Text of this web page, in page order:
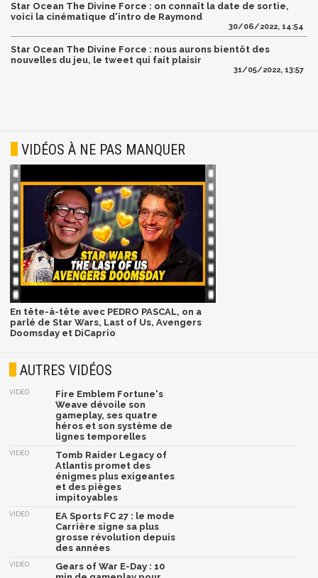
Star Ocean The Divine Force : on connaît la date de sortie,
voici la cinématique d'intro de Raymond
30/06/2022, 14:54
Star Ocean The Divine Force : nous aurons bientôt des
nouvelles du jeu, le tweet qui fait plaisir
31/05/2022, 13:57
VIDÉOS À NE PAS MANQUER
En tête-à-tête avec PEDRO PASCAL, on a
parlé de Star Wars, Last of Us, Avengers
Doomsday et DiCaprio
AUTRES VIDÉOS
VIDÉO
Fire Emblem Fortune's
Weave dévoile son
gameplay, ses quatre
héros et son système de
lignes temporelles
VIDÉO
Tomb Raider Legacy of
Atlantis promet des
énigmes plus exigeantes
et des pièges
impitoyables
VIDÉO
EA Sports FC 27 : le mode
Carrière signe sa plus
grosse révolution depuis
des années
VIDÉO
Gears of War E-Day : 10